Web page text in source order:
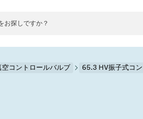
べてのニュースを見る
空コントロールバルブ 65.3 HV振子式コ